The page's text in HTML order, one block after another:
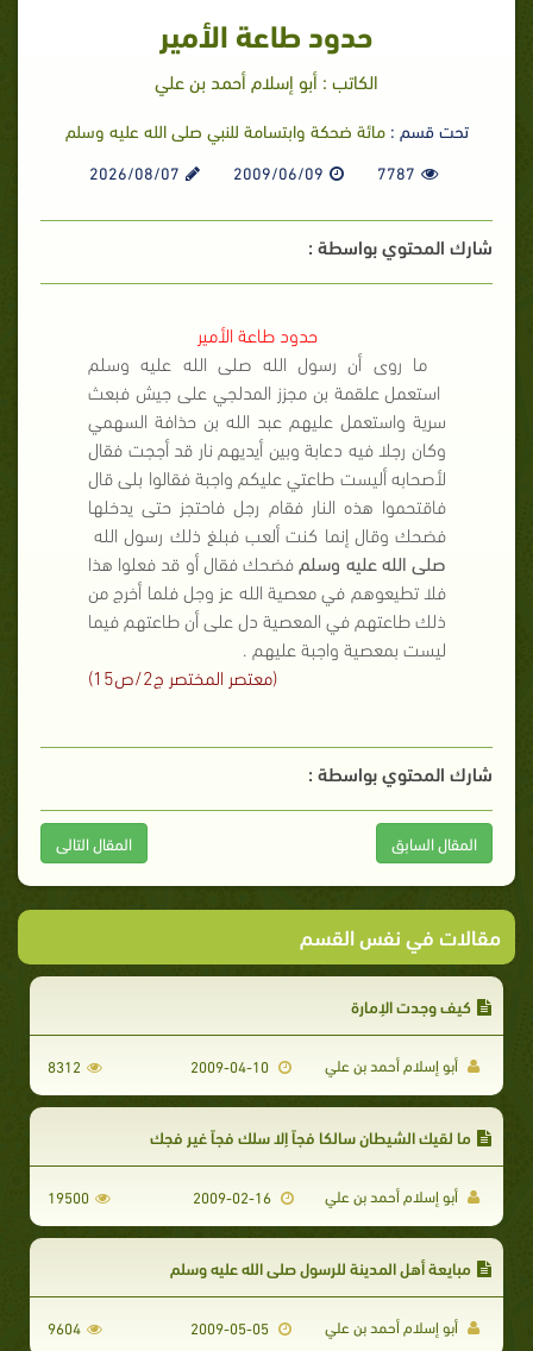
حدود طاعة الأمير
الكاتب : أبو إسلام أحمد بن علي
تحت قسم :مائة ضحكة وابتسامة للنبي صلى الله عليه وسلم
7787
2009/06/09
2026/08/07
شارك المحتوي بواسطة :
حدود طاعة الأمير
ما روى أن رسول الله صلى الله عليه وسلم
استعمل علقمة بن مجزز المدلجي على جيش فبعث
سرية واستعمل عليهم عبد الله بن حذافة السهمي
وكان رجلا فيه دعابة وبين أيديهم نار قد أججت فقال
لأصحابه أليست طاعتي عليكم واجبة فقالوا بلى قال
فاقتحموا هذه النار فقام رجل فاحتجز حتى يدخلها
فضحك وقال إنما كنت ألعب فبلغ ذلك رسول الله
صلى الله عليه وسلم فضحك فقال أو قد فعلوا هذا
فلا تطيعوهم في معصية الله عز وجل فلما أخرج من
ذلك طاعتهم في المعصية دل على أن طاعتهم فيما
ليست بمعصية واجبة عليهم .
(معتصر المختصر ج2/ص15)
شارك المحتوي بواسطة :
المقال السابق المقال التالى
مقالات في نفس القسم
كيف وجدت الإمارة
أبو إسلام أحمد بن علي 8312
ما لقيك الشيطان سالكا فجاً إلا سلك فجاً غير فجك
أبو إسلام أحمد بن علي 2009-02-16
19500
مبايعة أهل المدينة للرسول صلى الله عليه وسلم
أبو إسلام أحمد بن علي 9604